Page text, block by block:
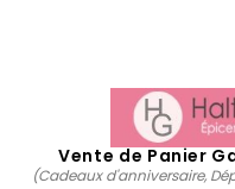
Vente de Panier
(Cadeaux d'anniversaire,